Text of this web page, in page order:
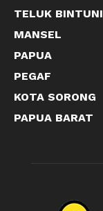
TELUK BINTUNI
MANSEL
PAPUA
PEGAF
KOTA SORONG
PAPUA BARAT